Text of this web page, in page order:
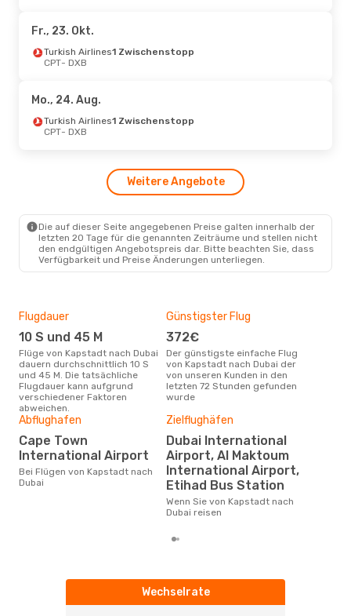
South African Airways
CPT- DXB
South African AirwaysDirekt
DXB
- CPT
Fr., 23. Okt.
Turkish Airlines1 Zwischenstopp
CPT- DXB
Mo., 24. Aug.
Turkish Airlines1 Zwischenstopp
CPT- DXB
Weitere Angebote
Die auf dieser Seite angegebenen Preise galten innerhalb der
letzten 20 Tage für die genannten Zeiträume und stellen nicht
den endgültigen Angebotspreis dar. Bitte beachten Sie, dass
Verfügbarkeit und Preise Änderungen unterliegen.
Flugdauer
10 S und 45 M
Flüge von Kapstadt nach Dubai
dauern durchschnittlich 10 S
und 45 M. Die tatsächliche
Flugdauer kann aufgrund
verschiedener Faktoren
abweichen.
Günstigster Flug
372€
Der günstigste einfache Flug
von Kapstadt nach Dubai der
von unseren Kunden in den
letzten 72 Stunden gefunden
wurde
Abflughafen
Cape Town
International Airport
Bei Flügen von Kapstadt nach
Dubai
Zielflughäfen
Dubai International
Airport, Al Maktoum
International Airport,
Etihad Bus Station
Wenn Sie von Kapstadt nach
Dubai reisen
Wechselrate